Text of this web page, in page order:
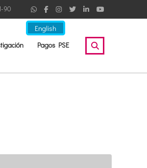
English
90
Pagos PSE